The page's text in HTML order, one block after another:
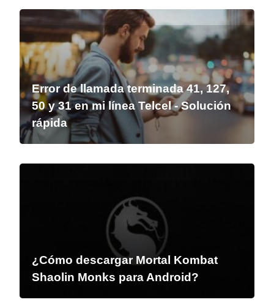
Error de llamada terminada 41, 127,
50 y 31 en mi línea Telcel - Solución
rápida
¿Cómo descargar Mortal Kombat
Shaolin Monks para Android?